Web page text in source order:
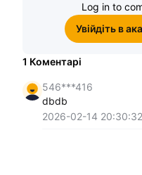
Log in to
Увійдіть в
1 Коментарі
546***416
dbdb
2026-02-14 20:30:32